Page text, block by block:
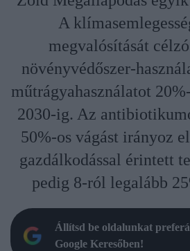
A
megvalósítását
növényvédőszer-
műtrágyahasználatot
2030-ig. Az
50%-os vágást irányoz
gazdálkodással érintett
pedig 8-ról legalább
Állítsd be oldalunkat
Google Keresőben!